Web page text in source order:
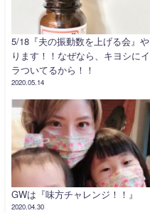
5/18『夫の振動数を上げる会』や
ります！！なぜなら、キヨシにイ
ラついてるから！！
2020.05.14
GWは『味方チャレンジ！！』
2020.04.30